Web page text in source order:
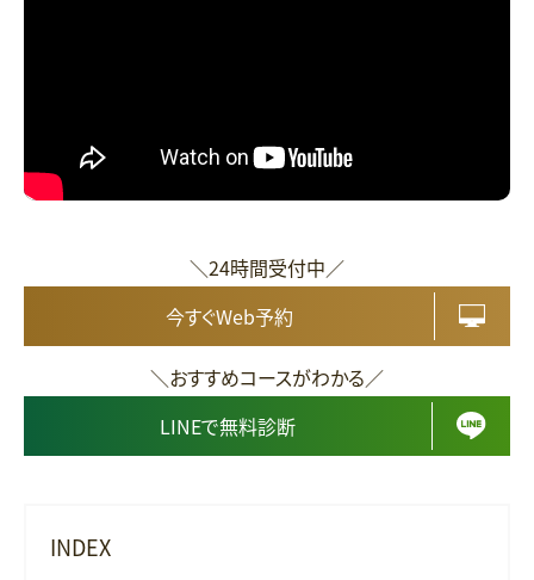
＼24時間受付中／
今すぐWeb予約
＼おすすめコースがわかる／
LINEで無料診断
INDEX